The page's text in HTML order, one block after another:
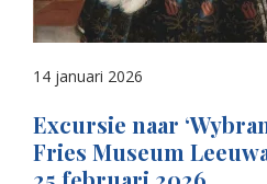
14 januari 2026
Excursie naar
Fries Museum